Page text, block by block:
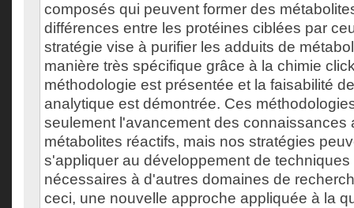
composés qui peuvent former des
différences entre les protéines ciblées par
stratégie vise à purifier les adduits de
manière très spécifique grâce à la chimie
méthodologie est présentée et la faisabilité
analytique est démontrée. Ces
seulement l'avancement des connaissances
métabolites réactifs, mais nos stratégies
s'appliquer au développement de
nécessaires à d'autres domaines de
ceci, une nouvelle approche appliquée à la